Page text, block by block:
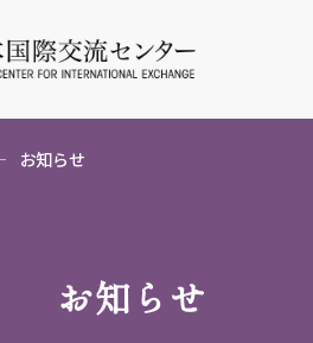
お知らせ
お知らせ